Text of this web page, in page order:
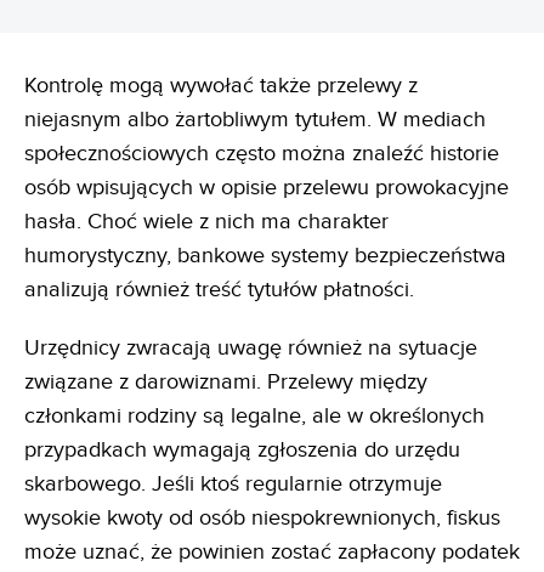
Kontrolę mogą wywołać także przelewy z
niejasnym albo żartobliwym tytułem. W mediach
społecznościowych często można znaleźć historie
osób wpisujących w opisie przelewu prowokacyjne
hasła. Choć wiele z nich ma charakter
humorystyczny, bankowe systemy bezpieczeństwa
analizują również treść tytułów płatności.
Urzędnicy zwracają uwagę również na sytuacje
związane z darowiznami. Przelewy między
członkami rodziny są legalne, ale w określonych
przypadkach wymagają zgłoszenia do urzędu
skarbowego. Jeśli ktoś regularnie otrzymuje
wysokie kwoty od osób niespokrewnionych, fiskus
może uznać, że powinien zostać zapłacony podatek